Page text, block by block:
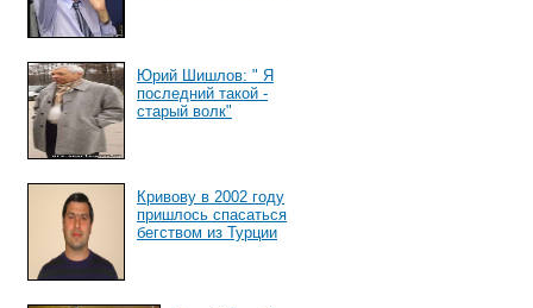
Юрий Шишлов: " Я
последний такой -
старый волк"
Кривову в 2002 году
пришлось спасаться
бегством из Турции